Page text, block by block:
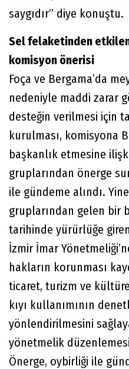
saygıdır” diye konuştu.
Sel felaketinden
komisyon önerisi
Foça ve Bergama’da
nedeniyle maddi zarar
desteğin verilmesi için
kurulması, komisyona
başkanlık etmesine
gruplarından önerge
ile gündeme alındı.
gruplarından gelen bir
tarihinde yürürlüğe
İzmir İmar
hakların korunması
ticaret, turizm ve
kıyı kullanımının
yönlendirilmesini
yönetmelik
Önerge, oybirliği ile